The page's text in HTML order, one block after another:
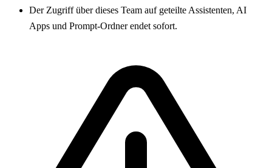
Der Zugriff über dieses Team auf geteilte Assistenten, AI
Apps und Prompt-Ordner endet sofort.